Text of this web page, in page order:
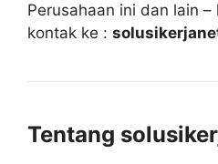
Perusahaan ini dan lain –
kontak ke :
Tentang